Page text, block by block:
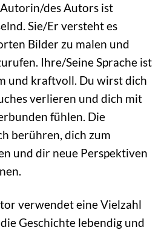
des Autors ist
Sie/Er versteht es
Bilder zu malen und
Ihre/Seine Sprache ist
und kraftvoll. Du wirst dich
verlieren und dich mit
fühlen. Die
berühren, dich zum
und dir neue Perspektiven
verwendet eine Vielzahl
Geschichte lebendig und